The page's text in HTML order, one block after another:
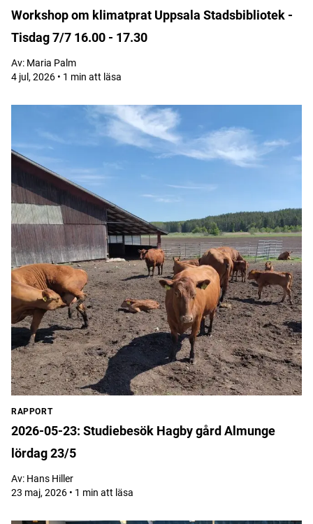
Workshop om klimatprat Uppsala Stadsbibliotek -
Tisdag 7/7 16.00 - 17.30
Av: Maria Palm
4 jul, 2026 • 1 min att läsa
RAPPORT
2026-05-23: Studiebesök Hagby gård Almunge
lördag 23/5
Av: Hans Hiller
23 maj, 2026 • 1 min att läsa